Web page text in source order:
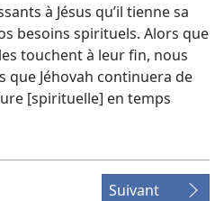
à Jésus qu’il tienne sa
besoins spirituels. Alors que
touchent à leur fin, nous
que Jéhovah continuera de
[spirituelle] en temps
Suivant